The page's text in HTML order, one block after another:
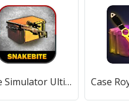
Case Simulator Ultimate - CS go skins box crate 2